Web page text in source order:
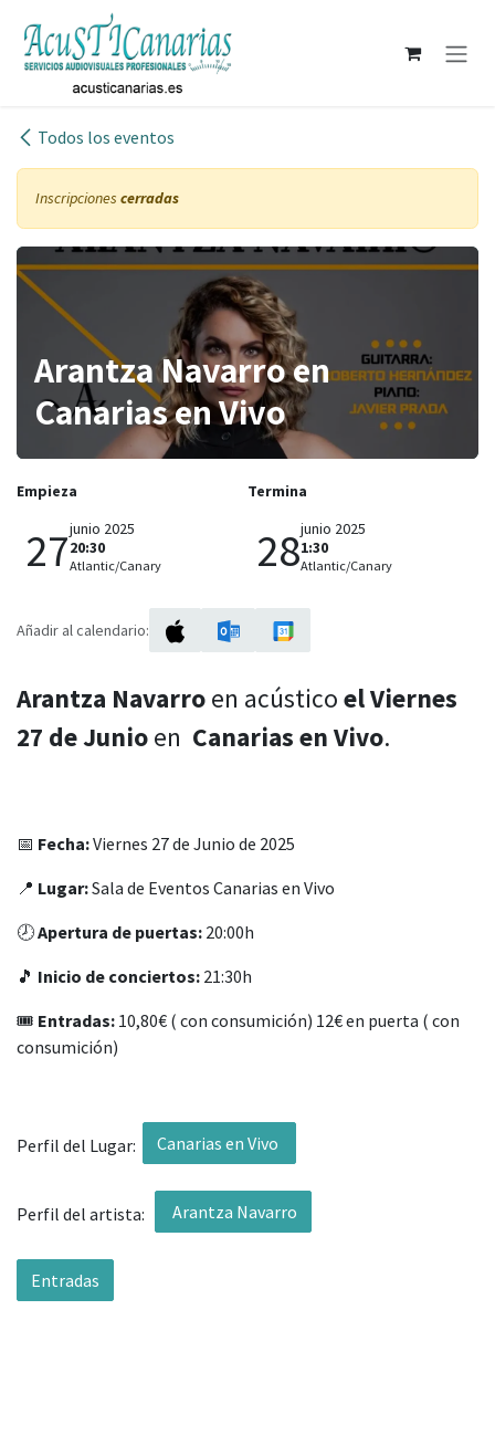
Todos los eventos
Inscripciones cerradas
Arantza Navarro en
Canarias en Vivo
Empieza
27junio 2025
20:30
Atlantic/Canary
Termina
28junio 2025
1:30
Atlantic/Canary
Añadir al calendario:
Arantza Navarro en acústico elViernes
27 de Junio en Canarias en Vivo.
📅 Fecha:Viernes 27 de Junio de 2025
📍 Lugar:Sala de Eventos Canarias en Vivo
🕗Apertura de puertas: 20:00h
🎵 Inicio de conciertos: 21:30h
🎟️ Entradas: 10,80€ ( con consumición) 12€ en puerta ( con
consumición)
Perfil del Lugar: Canarias en Vivo
Perfil del artista: Arantza Navarro
Entradas